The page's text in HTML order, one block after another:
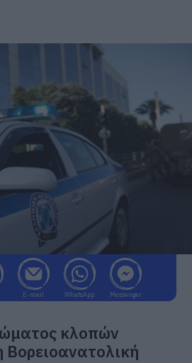
E-mail WhatsApp Messenger
κλοπών
Βορειοανατολική